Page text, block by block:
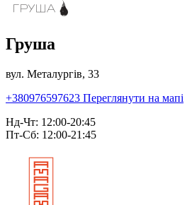
Груша
вул. Металургів, 33
+380976597623 Переглянути на мапі
Нд-Чт: 12:00-20:45
Пт-Сб: 12:00-21:45